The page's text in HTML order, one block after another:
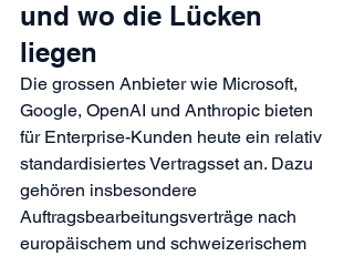
und wo die Lücken
liegen
Die grossen Anbieter wie Microsoft,
Google, OpenAI und Anthropic bieten
für Enterprise-Kunden heute ein relativ
standardisiertes Vertragsset an. Dazu
gehören insbesondere
Auftragsbearbeitungsverträge nach
europäischem und schweizerischem